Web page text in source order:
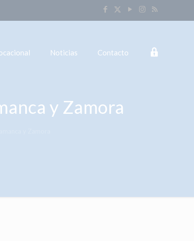
Noticias Contacto
y Zamora